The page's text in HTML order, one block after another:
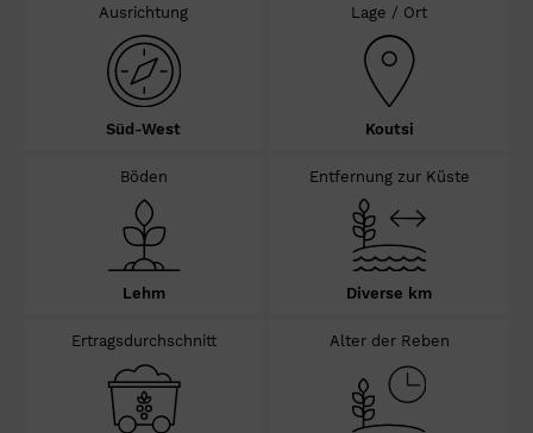
Ausrichtung
Süd-West
Lage / Ort
Koutsi
Böden
Lehm
Entfernung zur Küste
Diverse km
Ertragsdurchschnitt Alter der Reben